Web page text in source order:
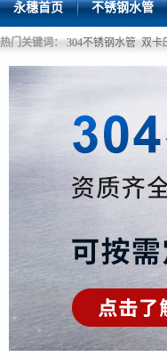
永穗首页 不锈钢水管
热门关键词： 304不锈钢水管 双卡